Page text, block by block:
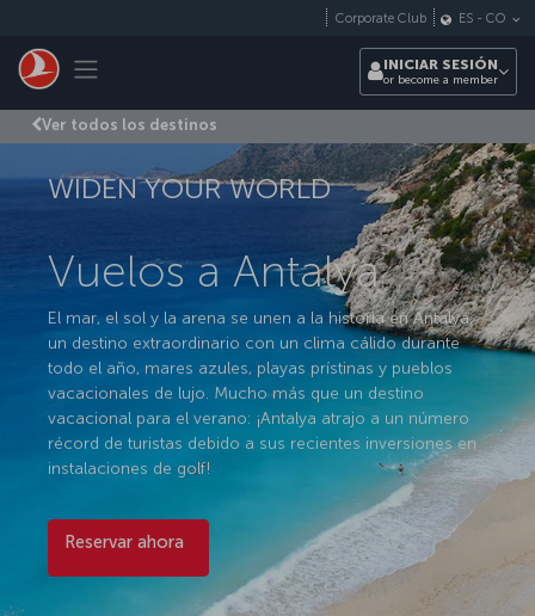
Toggle navigation
Corporate Club ES - CO
INICIAR SESIÓN
or become a member
Ver todos los destinos
WIDEN YOUR WORLD
Vuelos a Antalya
El mar, el sol y la arena se unen a la historia en Antalya,
un destino extraordinario con un clima cálido durante
todo el año, mares azules, playas prístinas y pueblos
vacacionales de lujo. Mucho más que un destino
vacacional para el verano: ¡Antalya atrajo a un número
récord de turistas debido a sus recientes inversiones en
instalaciones de golf!
Reservar ahora